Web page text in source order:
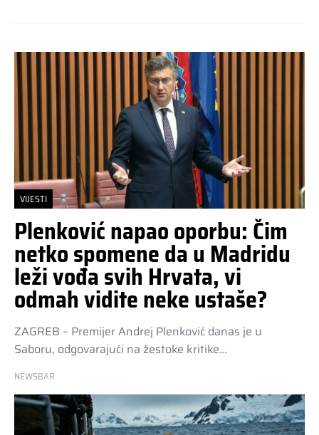
VIJESTI
Plenković napao oporbu: Čim
netko spomene da u Madridu
leži vođa svih Hrvata, vi
odmah vidite neke ustaše?
ZAGREB – Premijer Andrej Plenković danas je u
Saboru, odgovarajući na žestoke kritike…
NEWSBAR